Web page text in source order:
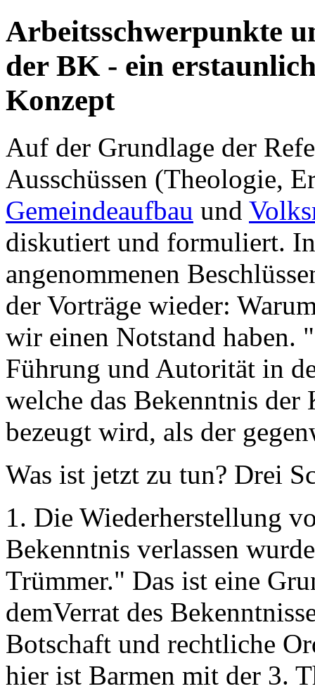
Arbeitsschwerpunkte
der BK - ein
Konzept
Auf der Grundlage der
Ausschüssen (Theologie,
Gemeindeaufbau und
diskutiert und formuliert.
angenommenen
der Vorträge wieder:
wir einen Notstand haben.
Führung und Autorität in
welche das Bekenntnis
bezeugt wird, als der
Was ist jetzt zu tun? Drei
1. Die Wiederherstellung
Bekenntnis verlassen
Trümmer." Das ist eine
demVerrat des
Botschaft und rechtliche
hier ist Barmen mit der 3.